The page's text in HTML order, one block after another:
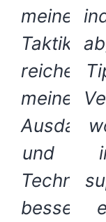
meine
Taktik
reicher,
meine
Ausdauer
und
Technik
besser."